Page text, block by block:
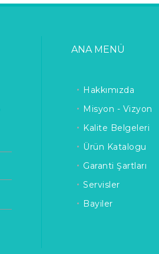
ANA MENÜ
Hakkımızda
Misyon - Vizyon
Kalite Belgeleri
Ürün Katalogu
Garanti Şartları
Servisler
Bayiler